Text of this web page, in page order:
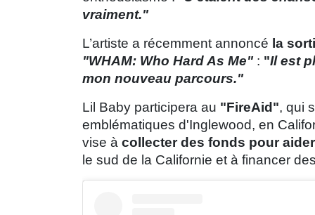
vraiment."
L’artiste a récemment annoncé la
"WHAM: Who Hard As Me" : "Ilest
mon nouveau parcours."
Lil Baby participera au "FireAid", qui
emblématiques d'Inglewood, en
vise à collecter des fonds pour
le sud de la Californie et à financer